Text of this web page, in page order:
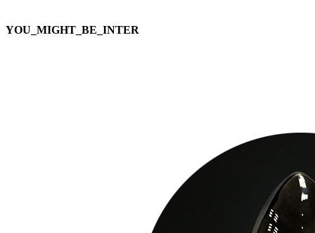
YOU_MIGHT_BE_INTER